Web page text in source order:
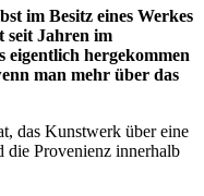
im Besitz eines Werkes
seit Jahren im
eigentlich hergekommen
man mehr über das
das Kunstwerk über eine
die Provenienz innerhalb